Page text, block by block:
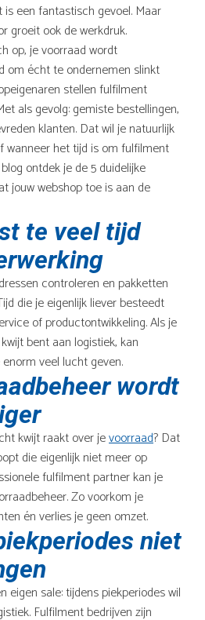
een fantastisch gevoel. Maar
groeit ook de werkdruk.
op, je voorraad wordt
om écht te ondernemen slinkt
stellen fulfilment
als gevolg: gemiste bestellingen,
klanten. Dat wil je natuurlijk
wanneer het tijd is om fulfilment
ontdek je de 5 duidelijke
jouw webshop toe is aan de
te veel tijd
controleren en pakketten
die je eigenlijk liever besteedt
of productontwikkeling. Als je
bent aan logistiek, kan
veel lucht geven.
wordt
kwijt raakt over jevoorraad? Dat
die eigenlijk niet meer op
fulfilment partner kan je
Zo voorkom je
én verlies je geen omzet.
niet
eigen sale: tijdens piekperiodes wil
Fulfilment bedrijven zijn